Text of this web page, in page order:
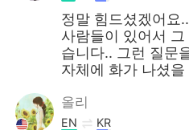
정말 힘드셨겠어요
사람들이 있어서
습니다.. 그런 질문
자체에 화가 나셨
올리
EN KR